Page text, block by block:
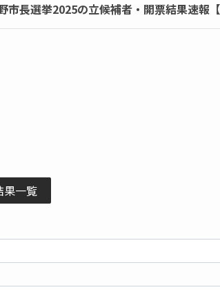
市長選挙2025の立候補者・開票結果速報
果一覧